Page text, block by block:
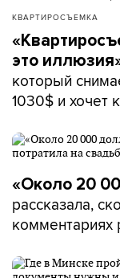
КВАРТИРОСЪЕМКА
это
который
1030$ и хочет
«Около 20
рассказала,
комментариях